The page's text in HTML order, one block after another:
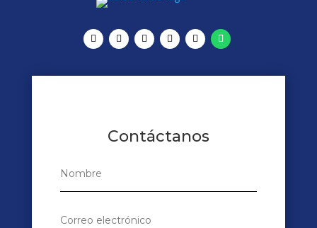
Contáctanos